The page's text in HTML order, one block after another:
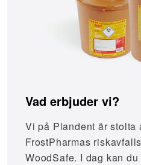
Vad erbjuder vi?
Vi på Plandent är stolta
FrostPharmas
WoodSafe. I dag kan